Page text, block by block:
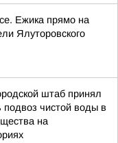
Ежика прямо на
Ялуторовского
штаб принял
подвоз чистой воды в
на